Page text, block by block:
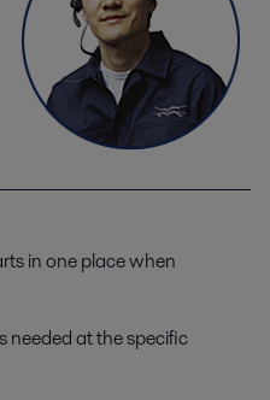
in one place when
needed at the specific